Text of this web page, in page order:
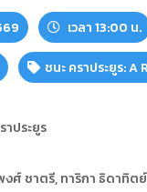
เวลา 13:00 น.
ชนะ คราประยูร:
าประยูร
งศ์ ชาตรี, ทาริกา ธิดาทิต